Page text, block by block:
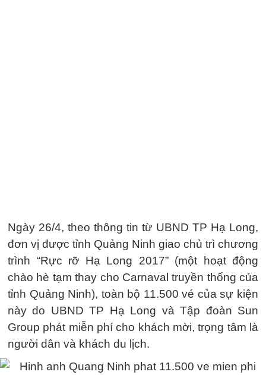
Ngày 26/4, theo thông tin từ UBND TP Hạ Long,
đơn vị được tỉnh Quảng Ninh giao chủ trì chương
trình “Rực rỡ Hạ Long 2017” (một hoạt động
chào hè tạm thay cho Carnaval truyền thống của
tỉnh Quảng Ninh), toàn bộ 11.500 vé của sự kiện
này do UBND TP Hạ Long và Tập đoàn Sun
Group phát miễn phí cho khách mời, trọng tâm là
người dân và khách du lịch.